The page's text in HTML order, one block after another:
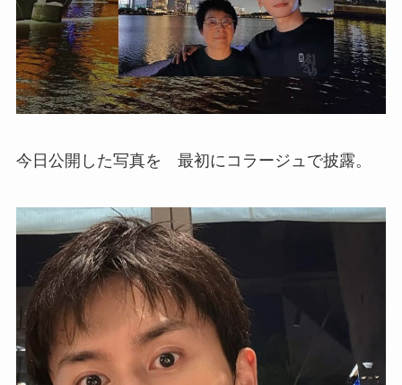
今日公開した写真を 最初にコラージュで披露。